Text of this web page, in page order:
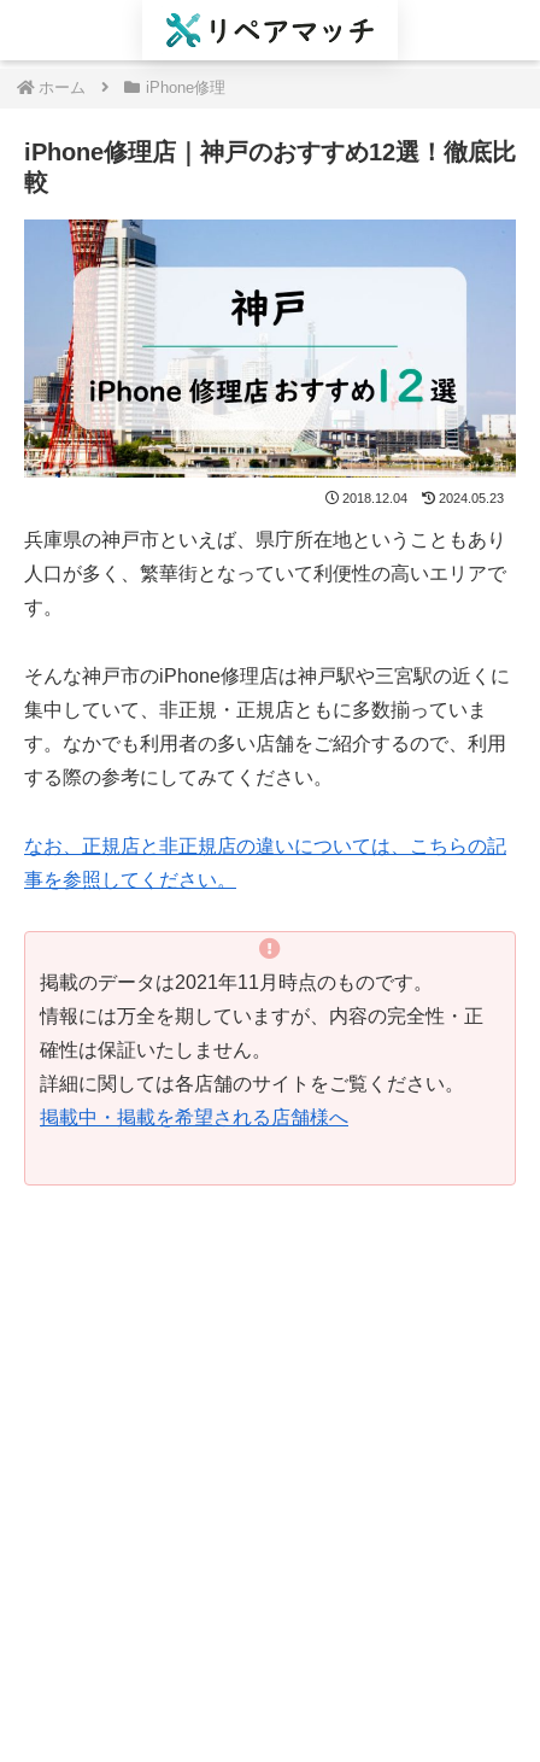
ホーム iPhone修理
iPhone修理店｜神戸のおすすめ12選！徹底比
較
2018.12.04 2024.05.23
兵庫県の神戸市といえば、県庁所在地ということもあり
人口が多く、繁華街となっていて利便性の高いエリアで
す。
そんな神戸市のiPhone修理店は神戸駅や三宮駅の近くに
集中していて、非正規・正規店ともに多数揃っていま
す。なかでも利用者の多い店舗をご紹介するので、利用
する際の参考にしてみてください。
なお、正規店と非正規店の違いについては、こちらの記
事を参照してください。
掲載のデータは2021年11月時点のものです。
情報には万全を期していますが、内容の完全性・正
確性は保証いたしません。
詳細に関しては各店舗のサイトをご覧ください。
掲載中・掲載を希望される店舗様へ